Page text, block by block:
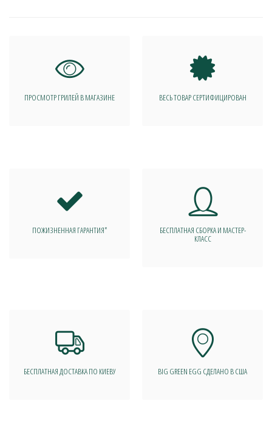
ПРОСМОТР ГРИЛЕЙ В МАГАЗИНЕ ВЕСЬ ТОВАР СЕРТИФИЦИРОВАН
ПОЖИЗНЕННАЯ ГАРАНТИЯ* БЕСПЛАТНАЯ СБОРКА И МАСТЕР-
КЛАСС
БЕСПЛАТНАЯ ДОСТАВКА ПО КИЕВУ BIG GREEN EGG СДЕЛАНО В США